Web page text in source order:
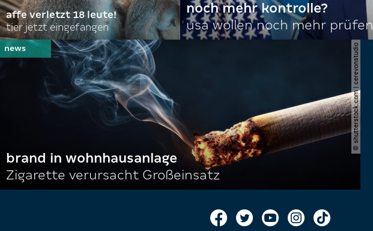
affe verletzt 18 leute!
tier jetzt eingefangen
noch mehr kontrolle?
usa wollen noch mehr prüfen
© shutterstock.com | cerevonstudio
brand in wohnhausanlage
Zigarette verursacht Großeinsatz